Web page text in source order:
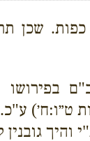
שכן
בפירושו
ט״ו:ח׳) ע"כ.
והיך